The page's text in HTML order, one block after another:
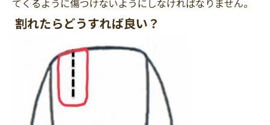
てくるように傷つけないようにしなければなりません。
割れたらどうすれば良い？